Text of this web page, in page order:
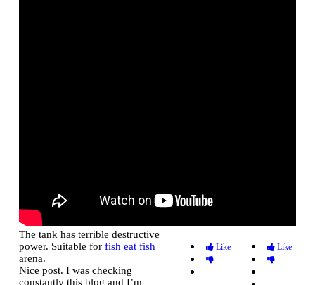
Like
Like
The tank has terrible destructive
power. Suitable for fish eat fish
arena.
Nice post. I was checking
constantly this blog and I’m